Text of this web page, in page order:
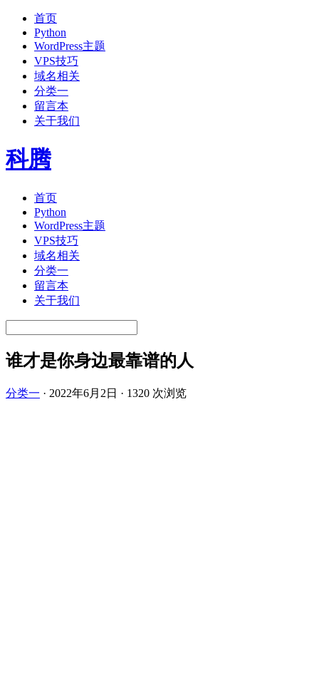
首页
Python
WordPress主题
VPS技巧
域名相关
分类一
留言本
关于我们
科腾
首页
Python
WordPress主题
VPS技巧
域名相关
分类一
留言本
关于我们
谁才是你身边最靠谱的人
分类一 · 2022年6月2日 · 1320 次浏览